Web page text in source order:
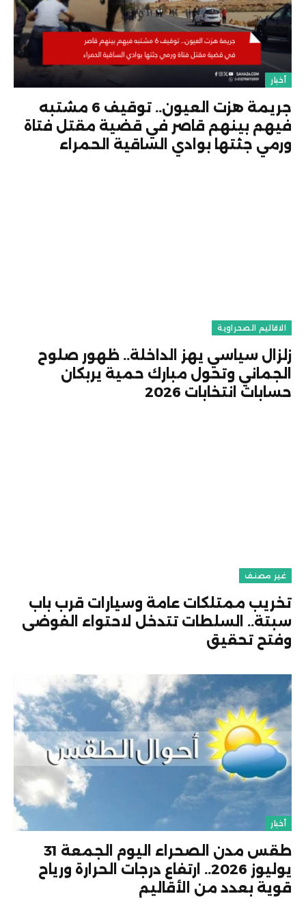
أخبار
جريمة هزت العيون.. توقيف 6 مشتبه
فيهم بينهم قاصر في قضية مقتل فتاة
ورمي جثتها بوادي الساقية الحمراء
الاقاليم الصحراوية
زلزال سياسي يهز الداخلة.. ظهور صلوح
الجماني وتحول مبارك حمية يربكان
حسابات انتخابات 2026
غير مصنف
تخريب ممتلكات عامة وسيارات قرب باب
سبتة.. السلطات تتدخل لاحتواء الفوضى
وفتح تحقيق
أخبار
طقس مدن الصحراء اليوم الجمعة 31
يوليوز 2026.. ارتفاع درجات الحرارة ورياح
قوية بعدد من الأقاليم